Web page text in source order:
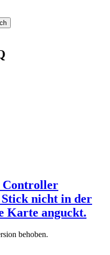
Controller
nicht in der
Karte anguckt.
behoben.